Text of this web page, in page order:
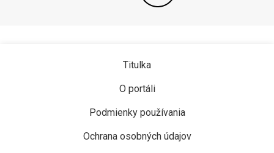
Titulka
O portáli
Podmienky používania
Ochrana osobných údajov